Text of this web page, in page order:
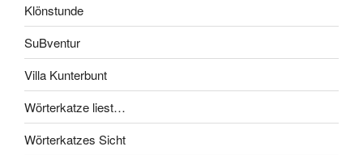
Klönstunde
SuBventur
Villa Kunterbunt
Wörterkatze liest…
Wörterkatzes Sicht